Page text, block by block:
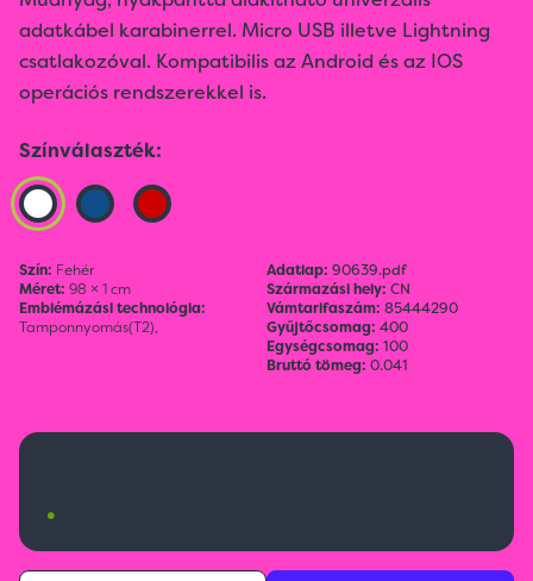
adatkábel karabinerrel. Micro USB illetve Lightning
csatlakozóval. Kompatibilis az Android és az IOS
operációs rendszerekkel is.
Színválaszték:
Szín: Fehér
Méret: 98 × 1 cm
Emblémázási technológia:
Tamponnyomás(T2),
Adatlap: 90639.pdf
Származási hely: CN
Vámtarifaszám: 85444290
Gyűjtőcsomag: 400
Egységcsomag: 100
Bruttó tömeg: 0.041
•